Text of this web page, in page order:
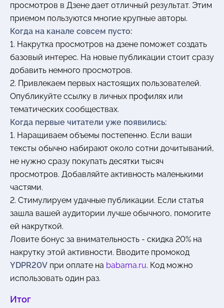
просмотров в Дзене дает отличный результат. Этим
приемом пользуются многие крупные авторы.
Когда на канале совсем пусто:
1. Накрутка просмотров на дзене поможет создать
базовый интерес. На новые публикации стоит сразу
добавить немного просмотров.
2. Привлекаем первых настоящих пользователей.
Опубликуйте ссылку в личных профилях или
тематических сообществах.
Когда первые читатели уже появились:
1. Наращиваем объемы постепенно. Если ваши
тексты обычно набирают около сотни дочитываний,
не нужно сразу покупать десятки тысяч
просмотров. Добавляйте активность маленькими
частями.
2. Стимулируем удачные публикации. Если статья
зашла вашей аудитории лучше обычного, помогите
ей накруткой.
Ловите бонус за внимательность - скидка 20% на
накрутку этой активности. Вводите промокод
YDPR20V при оплате на babama.ru. Код можно
использовать один раз.
Итог